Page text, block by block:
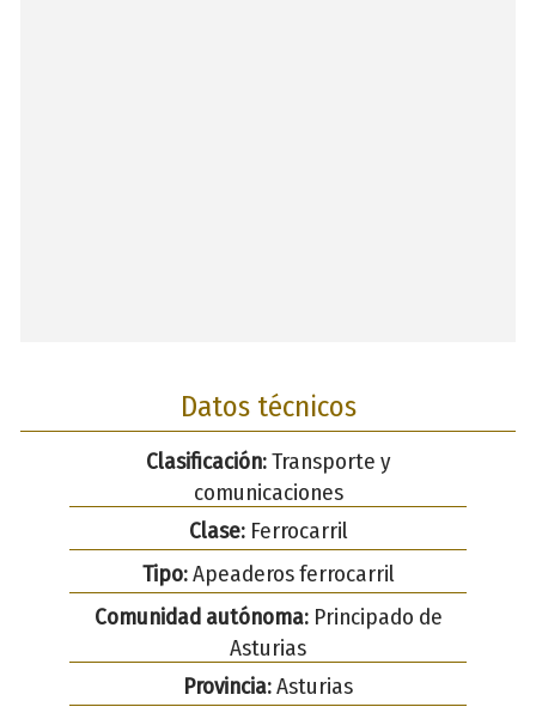
Datos técnicos
Clasificación:Transporte y
comunicaciones
Clase:Ferrocarril
Tipo:Apeaderos ferrocarril
Comunidad autónoma:Principado de
Asturias
Provincia:Asturias